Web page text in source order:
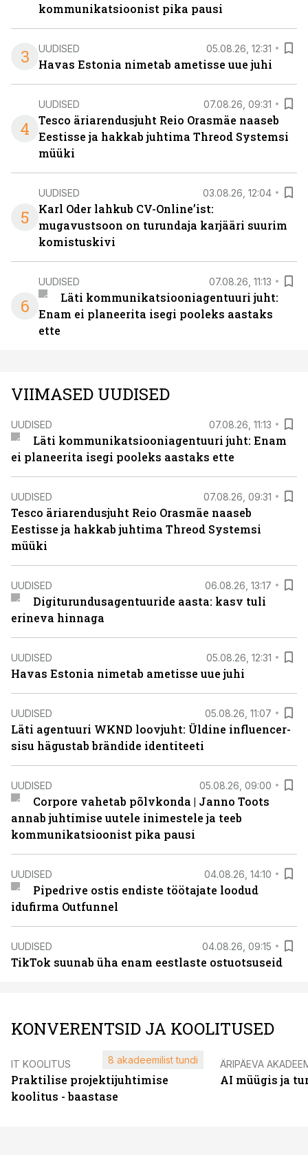
kommunikatsioonist pika pausi
3 UUDISED 05.08.26, 12:31
Havas Estonia nimetab ametisse uue juhi
4
UUDISED 07.08.26, 09:31
Tesco äriarendusjuht Reio Orasmäe naaseb
Eestisse ja hakkab juhtima Threod Systemsi
müüki
5
UUDISED 03.08.26, 12:04
Karl Oder lahkub CV-Online’ist:
mugavustsoon on turundaja karjääri suurim
komistuskivi
6
UUDISED 07.08.26, 11:13
Läti kommunikatsiooniagentuuri juht:
Enam ei planeerita isegi pooleks aastaks
ette
VIIMASED UUDISED
UUDISED 07.08.26, 11:13
Läti kommunikatsiooniagentuuri juht: Enam
ei planeerita isegi pooleks aastaks ette
UUDISED 07.08.26, 09:31
Tesco äriarendusjuht Reio Orasmäe naaseb
Eestisse ja hakkab juhtima Threod Systemsi
müüki
UUDISED 06.08.26, 13:17
Digiturundusagentuuride aasta: kasv tuli
erineva hinnaga
UUDISED 05.08.26, 12:31
Havas Estonia nimetab ametisse uue juhi
UUDISED 05.08.26, 11:07
Läti agentuuri WKND loovjuht: Üldine influencer-
sisu hägustab brändide identiteeti
UUDISED 05.08.26, 09:00
Corpore vahetab põlvkonda | Janno Toots
annab juhtimise uutele inimestele ja teeb
kommunikatsioonist pika pausi
UUDISED 04.08.26, 14:10
Pipedrive ostis endiste töötajate loodud
idufirma Outfunnel
UUDISED 04.08.26, 09:15
TikTok suunab üha enam eestlaste ostuotsuseid
KONVERENTSID JA KOOLITUSED
IT KOOLITUS
Praktilise projektijuhtimise
koolitus - baastase
8 akadeemilist tundi ÄRIPÄEVA
AI müügis ja